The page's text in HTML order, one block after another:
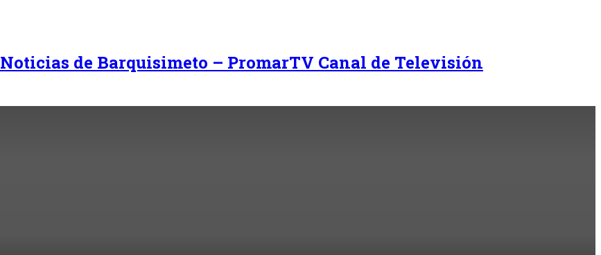
Noticias de Barquisimeto – PromarTV Canal de Televisión